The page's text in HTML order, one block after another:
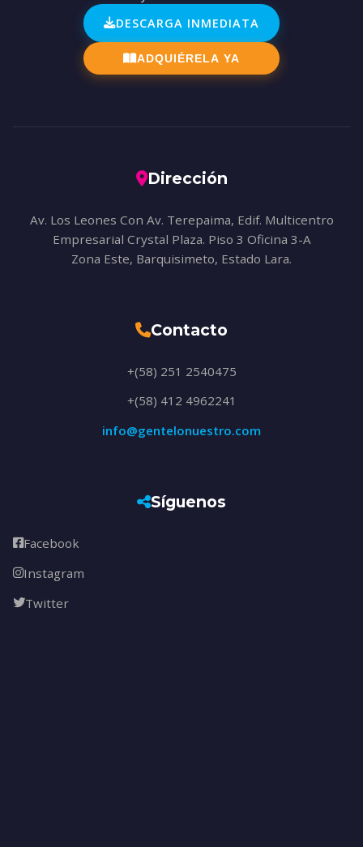
DESCARGA INMEDIATA
ADQUIÉRELA YA
Dirección
Av. Los Leones Con Av. Terepaima, Edif. Multicentro
Empresarial Crystal Plaza. Piso 3 Oficina 3-A
Zona Este, Barquisimeto, Estado Lara.
Contacto
+(58) 251 2540475
+(58) 412 4962241
info@gentelonuestro.com
Síguenos
Facebook
Instagram
Twitter